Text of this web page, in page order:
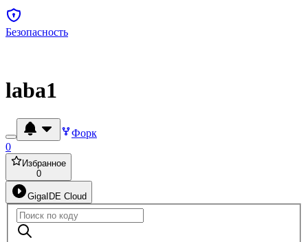
Безопасность
laba1
Форк
0
Избранное
0
GigaIDE Cloud